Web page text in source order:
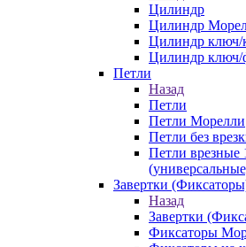
Цилиндр
Цилиндр
Цилиндр ключ/
Цилиндр ключ/
Петли
Назад
Петли
Петли Морелли
Петли без
Петли врезные
Завертки
Назад
Завертки
Фиксаторы